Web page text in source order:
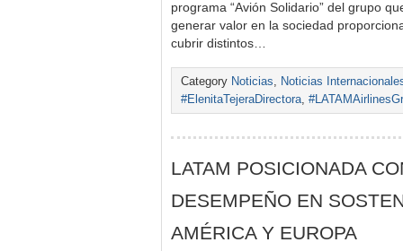
programa “Avión Solidario” del grupo
generar valor en la sociedad
cubrir distintos…
Category Noticias, Noticias
#ElenitaTejeraDirectora,
LATAM POSICIONADA
DESEMPEÑO EN
AMÉRICA Y EUROPA